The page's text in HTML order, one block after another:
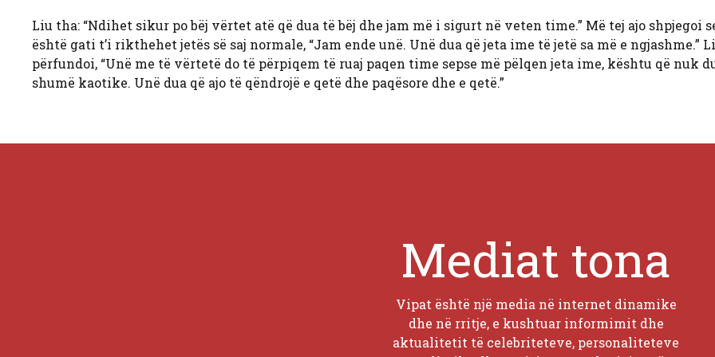
Liu tha: “Ndihet sikur po bëj vërtet atë që dua të bëj dhe jam më i sigurt në veten time.” Më tej ajo shpjegoi
është gati t’i rikthehet jetës së saj normale, “Jam ende unë. Unë dua që jeta ime të jetë sa më e ngjashme.”
përfundoi, “Unë me të vërtetë do të përpiqem të ruaj paqen time sepse më pëlqen jeta ime, kështu që nuk
shumë kaotike. Unë dua që ajo të qëndrojë e qetë dhe paqësore dhe e qetë.”
Mediat tona
Vipat është një media në internet dinamike
dhe në rritje, e kushtuar informimit dhe
aktualitetit të celebriteteve, personaliteteve